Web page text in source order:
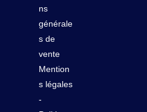
ns
générale
s de
vente
Mention
s légales
-